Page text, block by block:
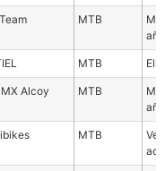
MTB
MTB
Alcoy MTB
MTB